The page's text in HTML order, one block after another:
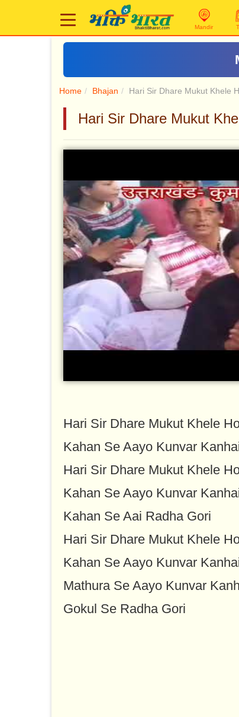
Mandir
Home Bhajan Hari Sir Dhare Mukut Khele
Hari Sir Dhare Mukut
Hari Sir Dhare Mukut Khele
Kahan Se Aayo Kunvar
Hari Sir Dhare Mukut Khele
Kahan Se Aayo Kunvar
Kahan Se Aai Radha Gori
Hari Sir Dhare Mukut Khele
Kahan Se Aayo Kunvar
Mathura Se Aayo Kunvar
Gokul Se Radha Gori